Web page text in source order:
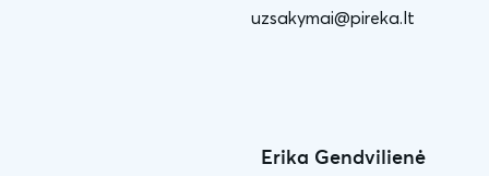
uzsakymai@pireka.lt
Erika Gendvilienė